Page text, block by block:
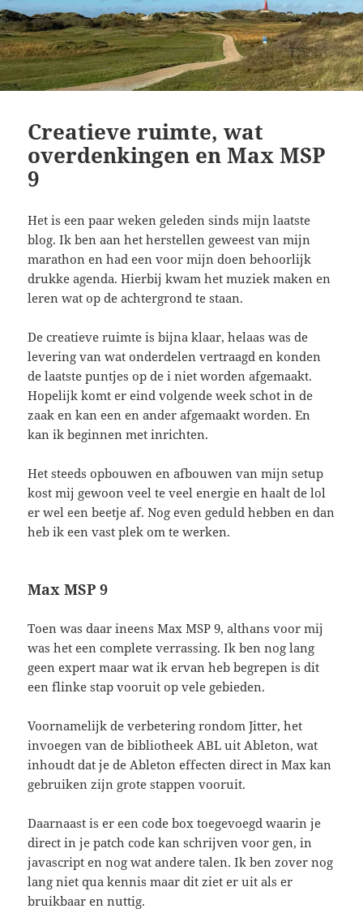
Creatieve ruimte, wat
overdenkingen en Max MSP
9
Het is een paar weken geleden sinds mijn laatste
blog. Ik ben aan het herstellen geweest van mijn
marathon en had een voor mijn doen behoorlijk
drukke agenda. Hierbij kwam het muziek maken en
leren wat op de achtergrond te staan.
De creatieve ruimte is bijna klaar, helaas was de
levering van wat onderdelen vertraagd en konden
de laatste puntjes op de i niet worden afgemaakt.
Hopelijk komt er eind volgende week schot in de
zaak en kan een en ander afgemaakt worden. En
kan ik beginnen met inrichten.
Het steeds opbouwen en afbouwen van mijn setup
kost mij gewoon veel te veel energie en haalt de lol
er wel een beetje af. Nog even geduld hebben en dan
heb ik een vast plek om te werken.
Max MSP 9
Toen was daar ineens Max MSP 9, althans voor mij
was het een complete verrassing. Ik ben nog lang
geen expert maar wat ik ervan heb begrepen is dit
een flinke stap vooruit op vele gebieden.
Voornamelijk de verbetering rondom Jitter, het
invoegen van de bibliotheek ABL uit Ableton, wat
inhoudt dat je de Ableton effecten direct in Max kan
gebruiken zijn grote stappen vooruit.
Daarnaast is er een code box toegevoegd waarin je
direct in je patch code kan schrijven voor gen, in
javascript en nog wat andere talen. Ik ben zover nog
lang niet qua kennis maar dit ziet er uit als er
bruikbaar en nuttig.